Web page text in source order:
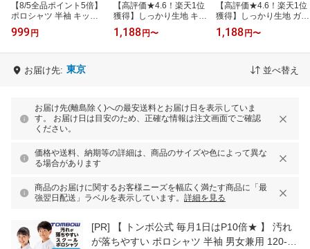
【8/5全品ポイント5倍】
ポロシャツ 半袖 キッズ
長袖 スクールポロシャツ
木原商店 学校用 ポロシ
999 円
【高評価★4.6！楽天1位
獲得】しっかり生地 キッ
ズ ポロシャツ 半袖【毎
日休まず発送→最短翌日
1,188 円〜
【高評価★4.6！楽天1位
獲得】しっかり生地 ガー
ルズ ポロシャツ 半袖
【毎日休まず発送→最短
1,188 円〜
お届け先: 東京 並べ替え
お届け先(離島除く)への最安送料とお届け日を表示していま
す。 お届け日は目安のため、正確な情報は注文画面でご確認
ください。
価格や送料、納期等の詳細は、商品のサイズや色によって異な
る場合があります
商品のお届けに関するお客様ニーズを幅広く満たす商品に「最
強翌日配送」ラベルを表示しています。 詳細を見る
[PR]
【 トンボ公式 毎月1日はP10倍★ 】 汚れ
が落ちやすい ポロシャツ 半袖 男女兼用 120-